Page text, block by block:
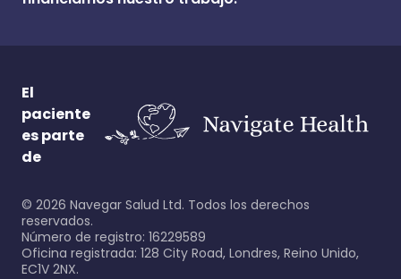
El
paciente
es parte
de
© 2026 Navegar Salud Ltd. Todos los derechos
reservados.
Número de registro: 16229589
Oficina registrada: 128 City Road, Londres, Reino Unido,
EC1V 2NX.